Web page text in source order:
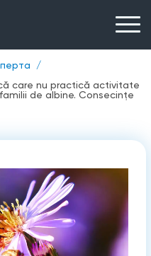
care nu practică activitate
de albine. Consecințe